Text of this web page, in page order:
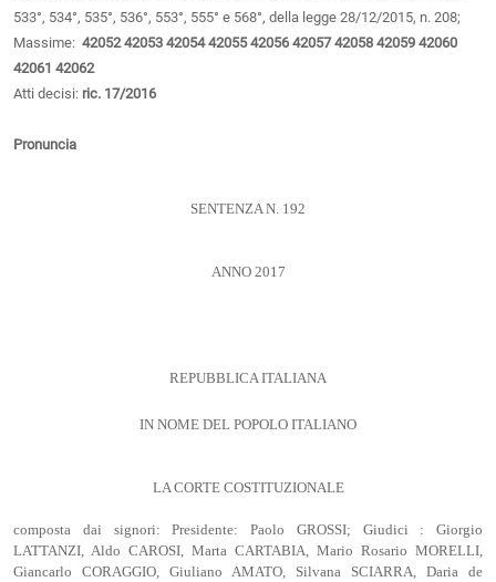
533°, 534°, 535°, 536°, 553°, 555° e 568°, della legge 28/12/2015, n. 208;
Massime: 42052 42053 42054 42055 42056 42057 42058 42059 42060
42061 42062
Atti decisi: ric. 17/2016
Pronuncia
SENTENZA N. 192
ANNO 2017
REPUBBLICA ITALIANA
IN NOME DEL POPOLO ITALIANO
LA CORTE COSTITUZIONALE
composta dai signori: Presidente: Paolo GROSSI; Giudici : Giorgio
LATTANZI, Aldo CAROSI, Marta CARTABIA, Mario Rosario MORELLI,
Giancarlo CORAGGIO, Giuliano AMATO, Silvana SCIARRA, Daria de